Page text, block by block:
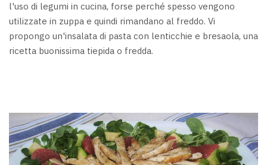
l'uso di legumi in cucina, forse perché spesso vengono
utilizzate in zuppa e quindi rimandano al freddo. Vi
propongo un'insalata di pasta con lenticchie e bresaola, una
ricetta buonissima tiepida o fredda.